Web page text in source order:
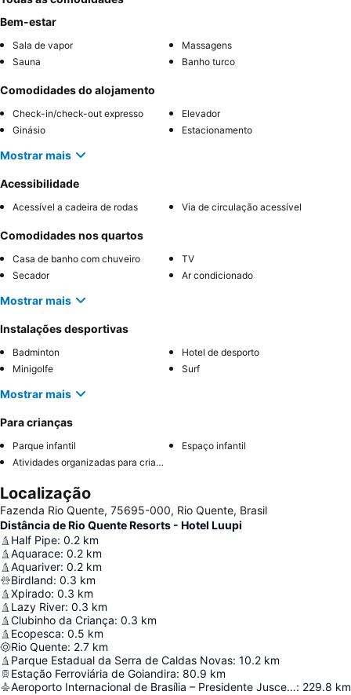
Bem-estar
Sala de vapor
Massagens
Sauna
Banho turco
Comodidades do alojamento
Check-in/check-out expresso
Elevador
Ginásio
Estacionamento
Mostrar mais
Acessibilidade
Acessível a cadeira de rodas Via de circulação acessível
Comodidades nos quartos
Casa de banho com chuveiro
TV
Secador
Ar condicionado
Mostrar mais
Instalações desportivas
Badminton
Hotel de desporto
Minigolfe
Surf
Mostrar mais
Para crianças
Parque infantil
Espaço infantil
Atividades organizadas para crianças
Localização
Fazenda Rio Quente, 75695-000, Rio Quente, Brasil
Distância de Rio Quente Resorts - Hotel Luupi
Half Pipe: 0.2 km
Aquarace: 0.2 km
Aquariver: 0.2 km
Birdland: 0.3 km
Xpirado: 0.3 km
Lazy River: 0.3 km
Clubinho da Criança: 0.3 km
Ecopesca: 0.5 km
Rio Quente: 2.7 km
Parque Estadual da Serra de Caldas Novas: 10.2 km
Estação Ferroviária de Goiandira: 80.9 km
Aeroporto Internacional de Brasília – Presidente Juscelino Kubitschek: 229.8 km